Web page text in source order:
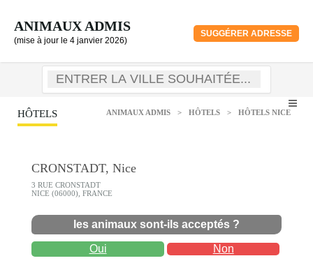
ANIMAUX ADMIS
(mise à jour le 4 janvier 2026)
SUGGÉRER ADRESSE
HÔTELS ANIMAUX ADMIS > HÔTELS > HÔTELS NICE
CRONSTADT, Nice
3 RUE CRONSTADT
NICE (06000), FRANCE
les animaux sont-ils acceptés ?
Oui Non